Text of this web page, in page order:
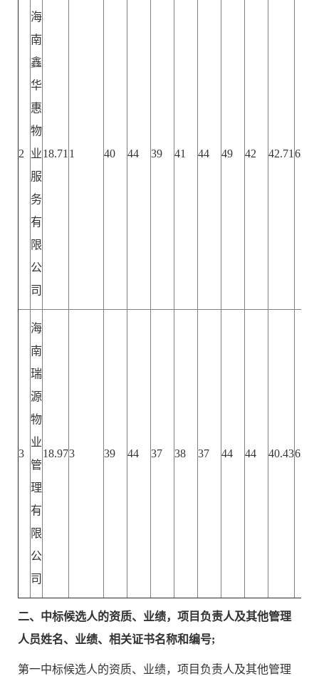
2
海
南
鑫
华
惠
物
业
服
务
有
限
公
司
18.71 1 40 44 39 41 44 49 42 42.71
3
海
南
瑞
源
物
业
管
理
有
限
公
司
18.973 39 44 37 38 37 44 44 40.43
二、 中标候选人的资质、业绩，项目负责人及其他管理
人员姓名、业绩、相关证书名称和编号;
第一中标候选人的资质、业绩，项目负责人及其他管理